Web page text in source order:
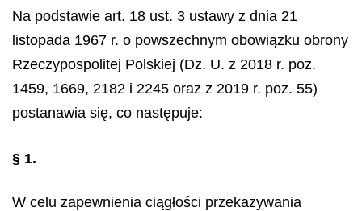
Na podstawie art. 18 ust. 3 ustawy z dnia 21
listopada 1967 r. o powszechnym obowiązku obrony
Rzeczypospolitej Polskiej (Dz. U. z 2018 r. poz.
1459, 1669, 2182 i 2245 oraz z 2019 r. poz. 55)
postanawia się, co następuje:
§ 1.
W celu zapewnienia ciągłości przekazywania